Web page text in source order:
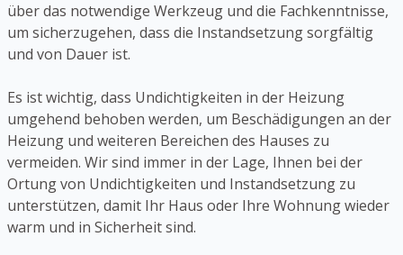
über das notwendige Werkzeug und die Fachkenntnisse,
um sicherzugehen, dass die Instandsetzung sorgfältig
und von Dauer ist.
Es ist wichtig, dass Undichtigkeiten in der Heizung
umgehend behoben werden, um Beschädigungen an der
Heizung und weiteren Bereichen des Hauses zu
vermeiden. Wir sind immer in der Lage, Ihnen bei der
Ortung von Undichtigkeiten und Instandsetzung zu
unterstützen, damit Ihr Haus oder Ihre Wohnung wieder
warm und in Sicherheit sind.